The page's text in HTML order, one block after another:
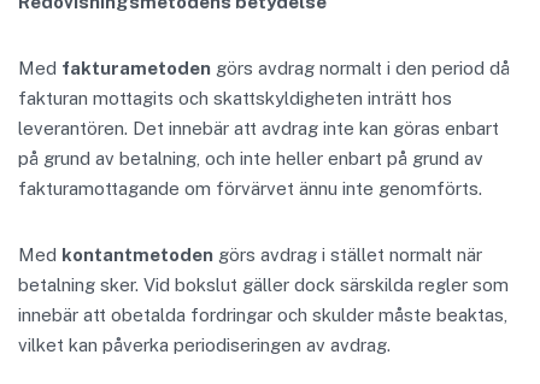
Med fakturametoden görs avdrag normalt i den period då
fakturan mottagits och skattskyldigheten inträtt hos
leverantören. Det innebär att avdrag inte kan göras enbart
på grund av betalning, och inte heller enbart på grund av
fakturamottagande om förvärvet ännu inte genomförts.
Med kontantmetoden görs avdrag i stället normalt när
betalning sker. Vid bokslut gäller dock särskilda regler som
innebär att obetalda fordringar och skulder måste beaktas,
vilket kan påverka periodiseringen av avdrag.